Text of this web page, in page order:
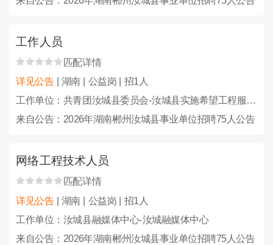
工作人员
匹配详情
详见公告
| 湖南 | 公益岗 | 招1人
工作单位：共青团汝城县委员会-汝城县实施希望工程服务中心
来自公告：2026年湖南郴州汝城县事业单位招聘75人公告
网络工程技术人员
匹配详情
详见公告 | 湖南 | 公益岗 | 招1人
工作单位：汝城县融媒体中心-汝城融媒体中心
来自公告：2026年湖南郴州汝城县事业单位招聘75人公告